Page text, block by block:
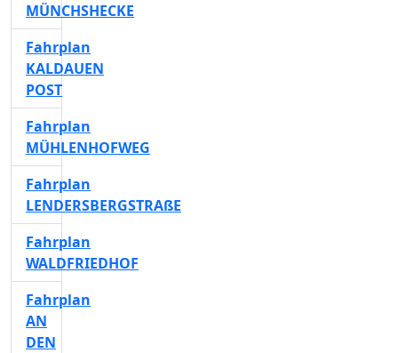
MÜNCHSHECKE
Fahrplan
KALDAUEN
POST
Fahrplan
MÜHLENHOFWEG
Fahrplan
LENDERSBERGSTRAßE
Fahrplan
WALDFRIEDHOF
Fahrplan
AN
DEN